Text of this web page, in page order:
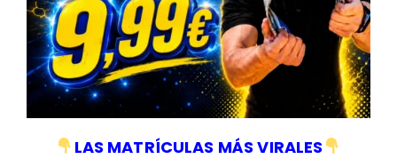
personalizado, ya sea para decorar un espacio o para hacer
un regalo diferente.
En esta categoría encontrarás también opciones orientadas a
quienes buscanmatrículas decorativaspara colocar en
una pared, en un camión, en un garaje, en un negocio o en
una alternativa muy atractiva para personalizar espacios con
LAS MATRÍCULAS MÁS VIRALES